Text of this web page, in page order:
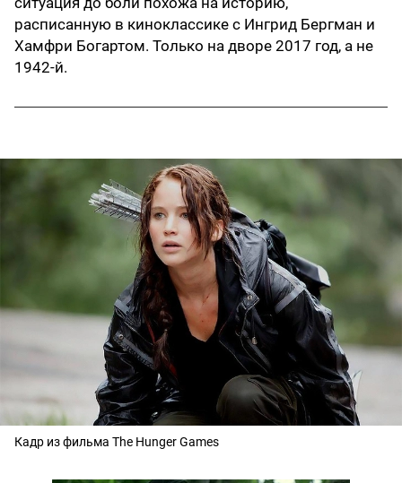
расписанную в киноклассике с Ингрид Бергман и
Хамфри Богартом. Только на дворе 2017 год, а не
1942-й.
Кадр из фильма The Hunger Games